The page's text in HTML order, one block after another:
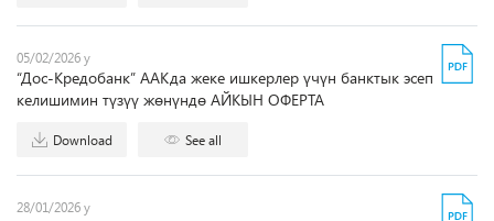
05/02/2026 y
“Дос-Кредобанк” ААКда жеке ишкерлер үчүн банктык эсеп
келишимин түзүү жөнүндө АЙКЫН ОФЕРТА
Download See all
28/01/2026 y